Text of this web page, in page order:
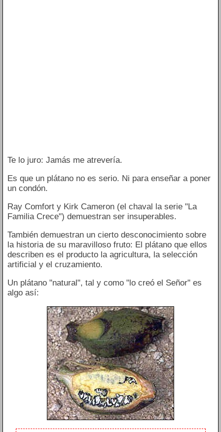
Te lo juro: Jamás me atrevería.
Es que un plátano no es serio. Ni para enseñar a poner
un condón.
Ray Comfort y Kirk Cameron (el chaval la serie "La
Familia Crece") demuestran ser insuperables.
También demuestran un cierto desconocimiento sobre
la historia de su maravilloso fruto: El plátano que ellos
describen es el producto la agricultura, la selección
artificial y el cruzamiento.
Un plátano "natural", tal y como "lo creó el Señor" es
algo así: